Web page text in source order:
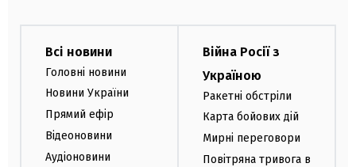
Всі новини
Головні новини
Новини України
Прямий ефір
Відеоновини
Аудіоновини
Війна Росії з
Україною
Ракетні обстріли
Карта бойових дій
Мирні переговори
Повітряна тривога в